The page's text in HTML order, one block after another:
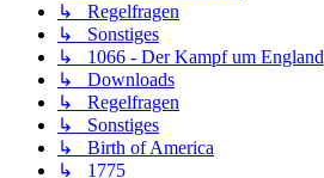
↳ Regelfragen
↳ Sonstiges
↳ 1066 - Der Kampf um England
↳ Downloads
↳ Regelfragen
↳ Sonstiges
↳ Birth of America
↳ 1775